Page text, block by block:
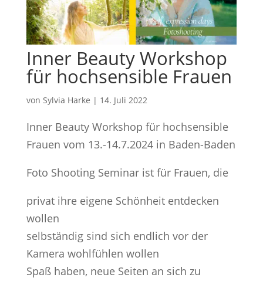
Inner Beauty Workshop
für hochsensible Frauen
von Sylvia Harke | 14. Juli 2022
Inner Beauty Workshop für hochsensible
Frauen vom 13.-14.7.2024 in Baden-Baden
Foto Shooting Seminar ist für Frauen, die
privat ihre eigene Schönheit entdecken
wollen
selbständig sind sich endlich vor der
Kamera wohlfühlen wollen
Spaß haben, neue Seiten an sich zu